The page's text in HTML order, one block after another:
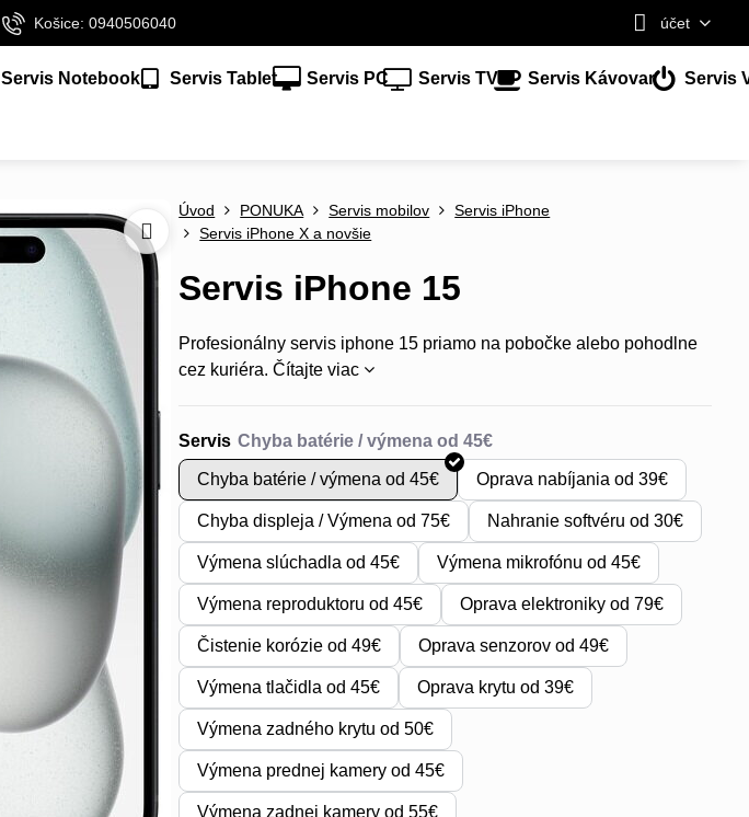
Košice: 0940506040 účet
Servis Notebook Servis Tablet Servis PC Servis TV Servis Kávovar Servis
Úvod PONUKA Servis mobilov
Servis iPhone
Servis iPhone X a novšie
Servis iPhone 15
Profesionálny servis iphone 15 priamo na pobočke alebo pohodlne
cez kuriéra.Čítajte viac
Servis
Chyba batérie / výmena od 45€ Oprava nabíjania od 39€
Chyba displeja / Výmena od 75€ Nahranie softvéru od 30€
Výmena slúchadla od 45€ Výmena mikrofónu od 45€
Výmena reproduktoru od 45€ Oprava elektroniky od 79€
Čistenie korózie od 49€ Oprava senzorov od 49€
Výmena tlačidla od 45€ Oprava krytu od 39€
Výmena zadného krytu od 50€
Výmena prednej kamery od 45€
Výmena zadnej kamery od 55€